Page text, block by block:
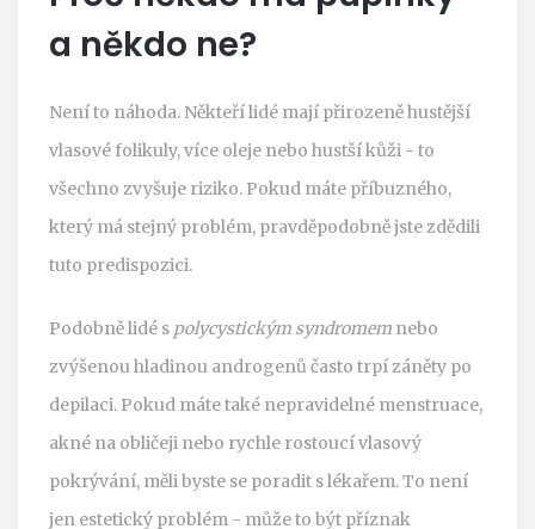
a někdo ne?
Není to náhoda. Někteří lidé mají přirozeně hustější
vlasové folikuly, více oleje nebo hustší kůži - to
všechno zvyšuje riziko. Pokud máte příbuzného,
který má stejný problém, pravděpodobně jste zdědili
tuto predispozici.
Podobně lidé s polycystickým syndromem nebo
zvýšenou hladinou androgenů často trpí záněty po
depilaci. Pokud máte také nepravidelné menstruace,
akné na obličeji nebo rychle rostoucí vlasový
pokrývání, měli byste se poradit s lékařem. To není
jen estetický problém - může to být příznak